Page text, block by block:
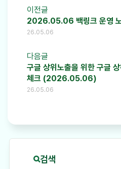
이전글
2026.05.06 백링크 운영
26.05.06
다음글
구글 상위노출을 위한 구글
체크 (2026.05.06)
26.05.06
검색